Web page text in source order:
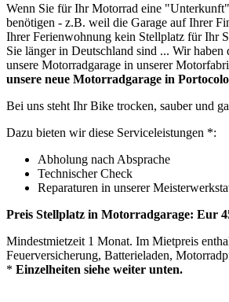
Wenn Sie für Ihr Motorrad eine
benötigen - z.B. weil die Garage auf Ihrer
Ihrer Ferienwohnung kein Stellplatz für Ihr
Sie länger in Deutschland sind ... Wir haben
unsere Motorradgarage in unserer
unsere neue Motorradgarage in
Bei uns steht Ihr Bike trocken, sauber und
Dazu bieten wir diese Serviceleistungen *:
Abholung nach Absprache
Technischer Check
Reparaturen in unserer
Preis Stellplatz in Motorradgarage: Eur
Mindestmietzeit 1 Monat. Im Mietpreis
Feuerversicherung, Batterieladen,
* Einzelheiten siehe weiter unten.